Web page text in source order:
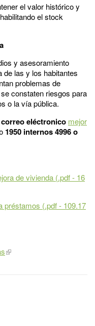
el valor histórico y
el stock
y asesoramiento
de las y los habitantes
problemas de
constaten riesgos para
o la vía pública.
correo eléctronico mejor
1950 internos 4996 o
de vivienda (.pdf - 16
préstamos (.pdf - 109.17